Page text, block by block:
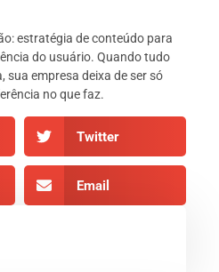
estratégia de conteúdo para
do usuário. Quando tudo
sua empresa deixa de ser só
no que faz.
Twitter
Email